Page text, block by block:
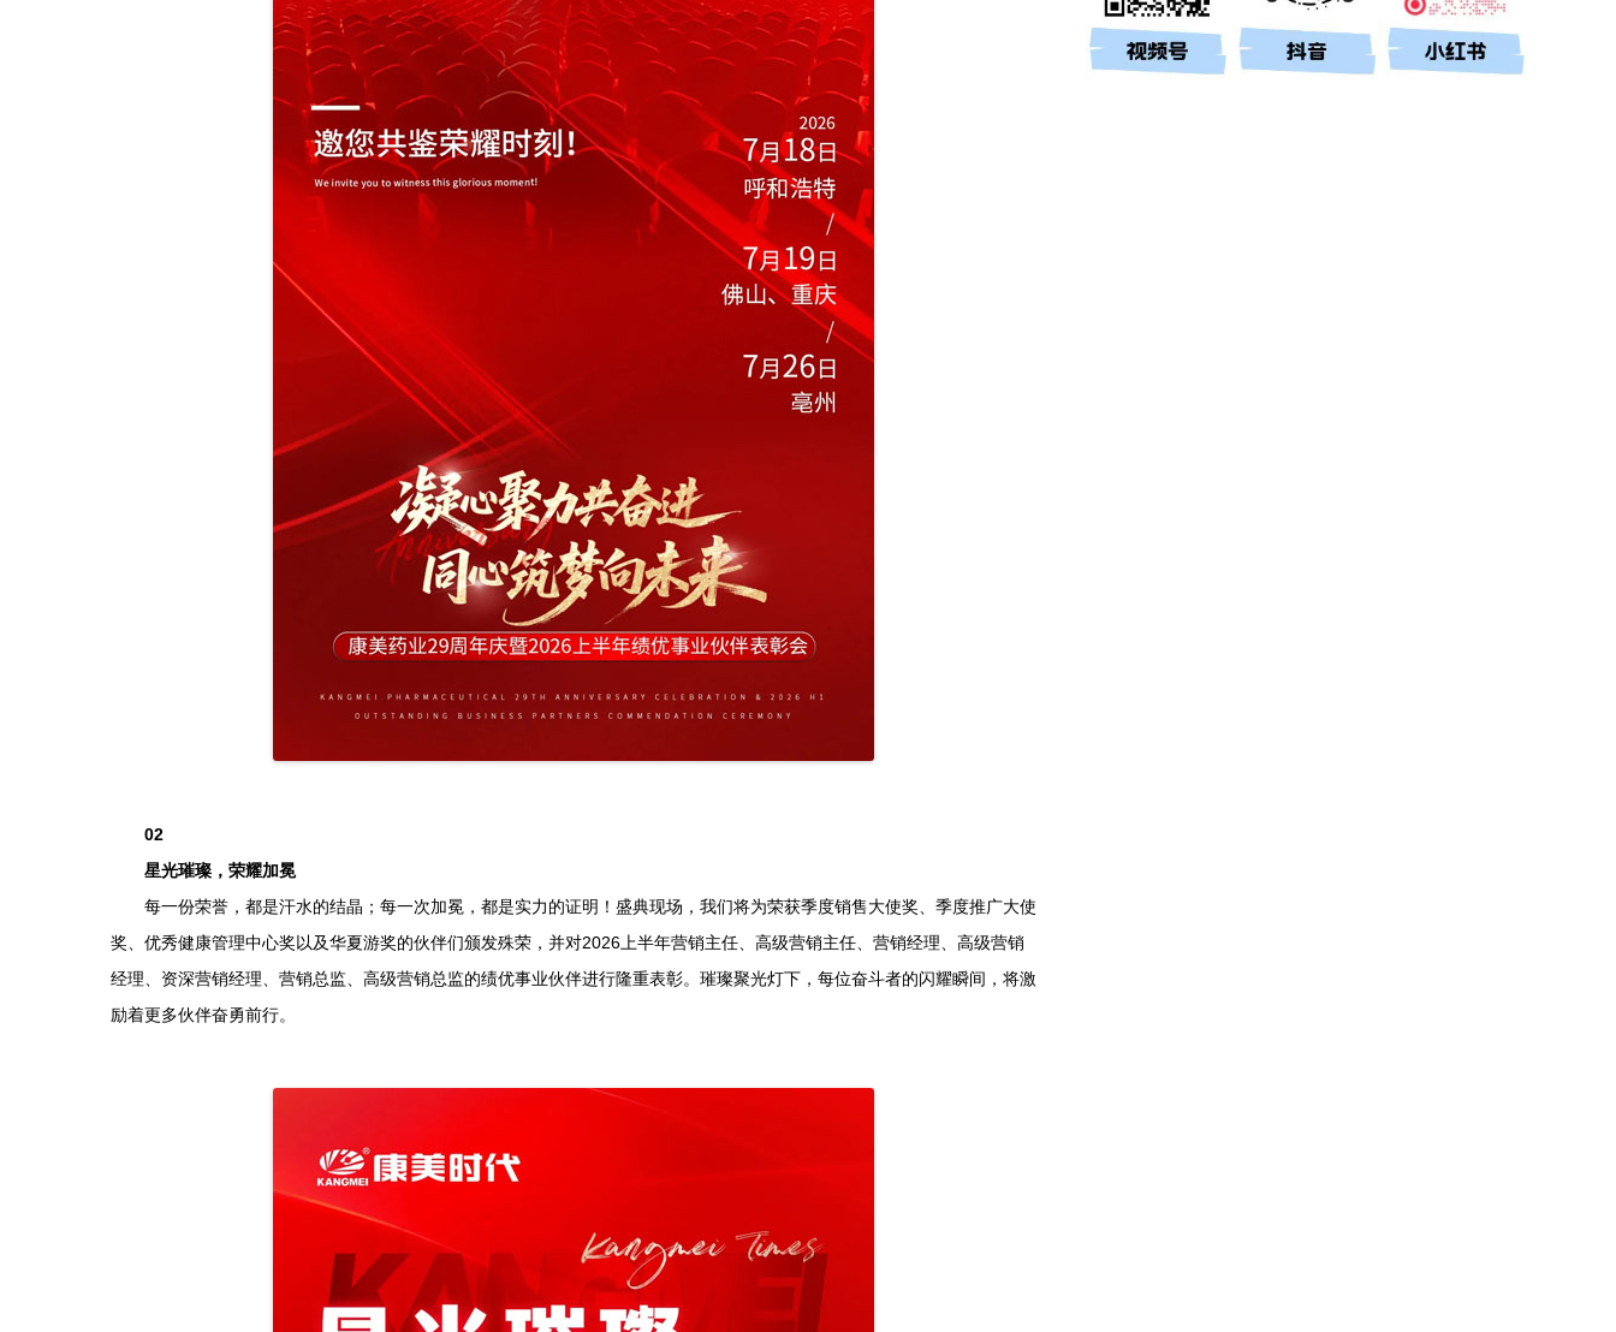
02
星光璀璨，荣耀加冕
每一份荣誉，都是汗水的结晶；每一次加冕，都是实力的证明！盛典现场，我们将为荣获季度销售大使奖、季度推广大使
奖、优秀健康管理中心奖以及华夏游奖的伙伴们颁发殊荣，并对2026上半年营销主任、高级营销主任、营销经理、高级营销
经理、资深营销经理、营销总监、高级营销总监的绩优事业伙伴进行隆重表彰。璀璨聚光灯下，每位奋斗者的闪耀瞬间，将激
励着更多伙伴奋勇前行。